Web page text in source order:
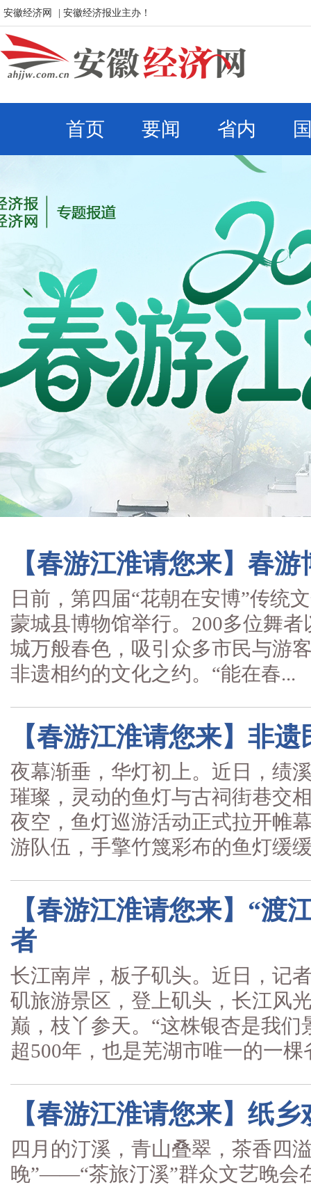
安徽经济网 | 安徽经济报业主办！
首页 要闻 省内
【春游江淮请您来】春
日前，第四届“花朝在安博”传统
蒙城县博物馆举行。200多位舞
城万般春色，吸引众多市民与游
非遗相约的文化之约。“能在春...
【春游江淮请您来】非
夜幕渐垂，华灯初上。近日，绩
璀璨，灵动的鱼灯与古祠街巷交
夜空，鱼灯巡游活动正式拉开帷
游队伍，手擎竹篾彩布的鱼灯缓
【春游江淮请您来】“渡
者
长江南岸，板子矶头。近日，记
矶旅游景区，登上矶头，长江风
巅，枝丫参天。“这株银杏是我
超500年，也是芜湖市唯一的一棵
【春游江淮请您来】纸
四月的汀溪，青山叠翠，茶香四
晚”——“茶旅汀溪”群众文艺晚会